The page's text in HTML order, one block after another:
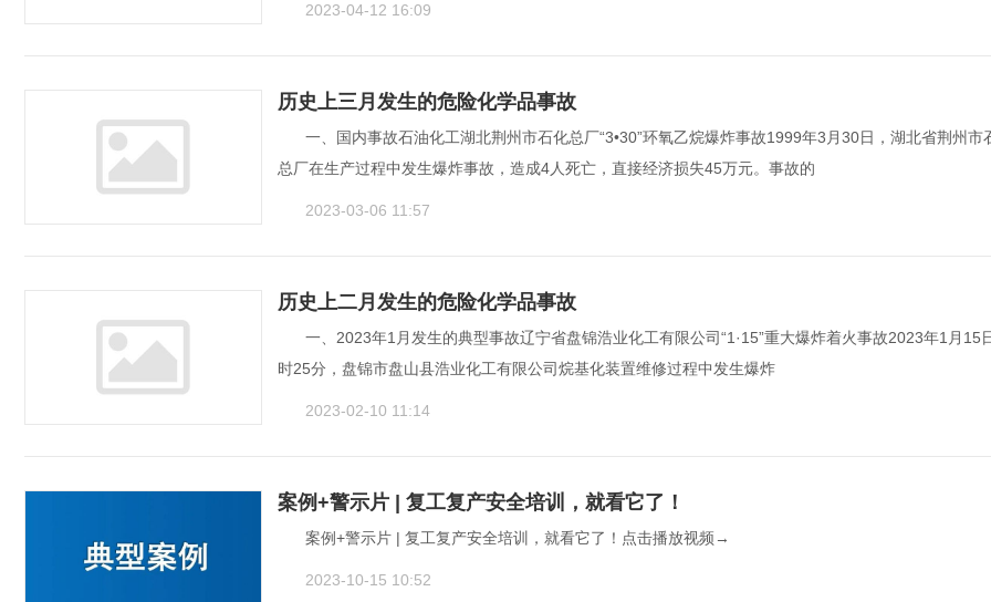
2023-04-12 16:09
历史上三月发生的危险化学品事故
一、国内事故石油化工湖北荆州市石化总厂“3•30”环氧乙烷爆炸事故1999年3月30日，湖北省荆州市
总厂在生产过程中发生爆炸事故，造成4人死亡，直接经济损失45万元。事故的
2023-03-06 11:57
历史上二月发生的危险化学品事故
一、2023年1月发生的典型事故辽宁省盘锦浩业化工有限公司“1·15”重大爆炸着火事故2023年1月15
时25分，盘锦市盘山县浩业化工有限公司烷基化装置维修过程中发生爆炸
2023-02-10 11:14
案例+警示片 | 复工复产安全培训，就看它了！
案例+警示片 | 复工复产安全培训，就看它了！点击播放视频→
2023-10-15 10:52